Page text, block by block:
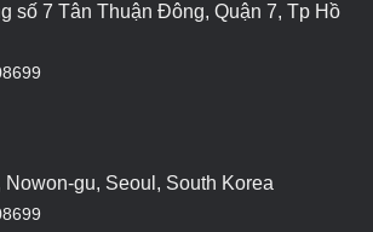
số 7 Tân Thuận Đông, Quận 7, Tp Hồ
Nowon-gu, Seoul, South Korea